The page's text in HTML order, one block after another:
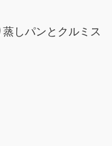
しパンとクルミス